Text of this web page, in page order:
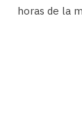
horas de la